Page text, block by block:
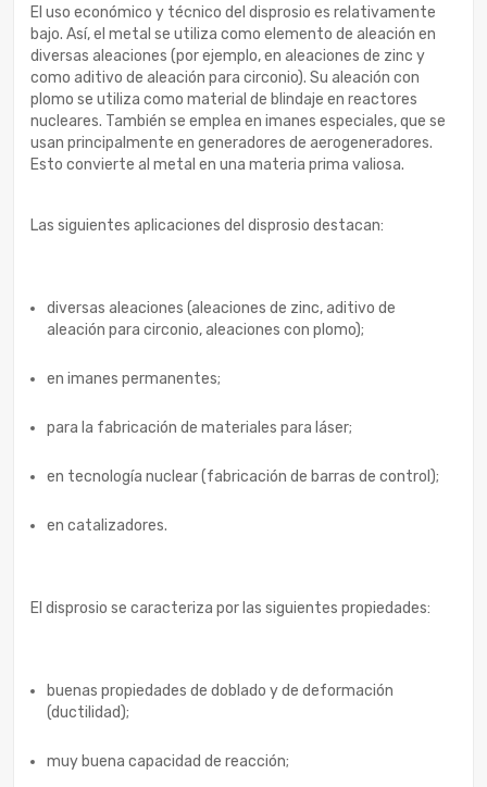
El uso económico y técnico del disprosio es relativamente
bajo. Así, el metal se utiliza como elemento de aleación en
diversas aleaciones (por ejemplo, en aleaciones de zinc y
como aditivo de aleación para circonio). Su aleación con
plomo se utiliza como material de blindaje en reactores
nucleares. También se emplea en imanes especiales, que se
usan principalmente en generadores de aerogeneradores.
Esto convierte al metal en una materia prima valiosa.
Las siguientes aplicaciones del disprosio destacan:
diversas aleaciones (aleaciones de zinc, aditivo de
aleación para circonio, aleaciones con plomo);
en imanes permanentes;
para la fabricación de materiales para láser;
en tecnología nuclear (fabricación de barras de control);
en catalizadores.
El disprosio se caracteriza por las siguientes propiedades:
buenas propiedades de doblado y de deformación
(ductilidad);
muy buena capacidad de reacción;